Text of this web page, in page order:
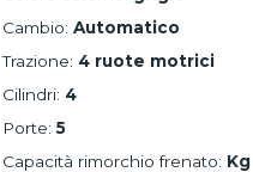
Cambio: Automatico
Trazione: 4 ruote motrici
Cilindri: 4
Porte:5
Capacità rimorchio frenato: Kg